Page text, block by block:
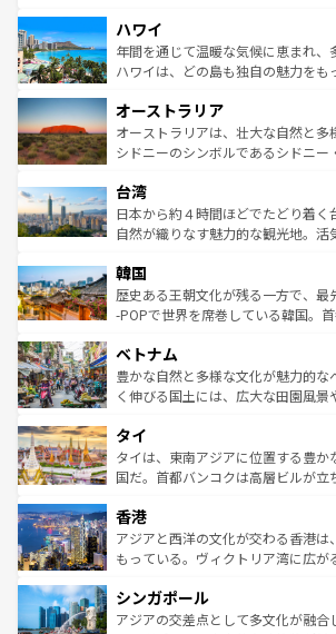
ば市内交通費無料で観光を楽しむこともで
着のスイス情報はコンテンツ一覧
のような巨大都市は、観光、ショッ
ンメントが詰まった刺激的なスポッ
西部には大自然が広がり、グランド
部のニューオーリンズでは、音楽と
文化が魅力。旅行者はアメリカの各
しみながら、その多様性と豊かな歴
ならではの贅沢な旅のスタイルだ。 なお、新着のアメリカ
情報はコンテンツ一覧を参照してほ
ハワイ
年間を通じて温暖な気候に恵まれ、
ハワイは、どの島も独自の魅力をも
ワイ島は見逃せない。また、定番の
島だが、静かな自然を求めるならマ
おすすめ。エメラルドグリーンに輝
れるおもてなしの心で訪れる人々を
人々、おいしいローカルフードやハ
ク、伝統的なフラダンスなど、すべ
ワイを、存分に味わってほしい。 なお、新着のハワイ情報
はコンテンツ一覧を参照してほしい
オーストラリア
オーストラリアは、壮大な自然と多
シドニーのシンボルであるシドニー
リアリーフや大陸中央部にそびえる
ク）、タスマニアの美しい原生林や
ど、見どころがたくさん。また、カ
いる。アクティビティも充実してお
ビング、ハイキングなど、アウトド
い。オーストラリアの多彩な魅力を
参照してほしい。
台湾
日本から約４時間ほどでたどり着く
自然が織りなす魅力的な観光地。活
ン）、静ひつな山岳地帯である台湾
と山間の静けさが共存しており、訪
驚きをもたらしてくれる。また、奥
容にもいいと評判のスイーツなど、
が味わえる。 なお、新着の台湾情
照してほしい。
韓国
歴史ある王朝文化が残る一方で、最
-POPで世界を席巻している韓国。
き、地方に足を延ばせば四季折々の
できる。そして、キムチや焼肉、絶
まで、さまざまな韓国料理が待って
リティに包まれながら、韓国の多彩
わってみてほしい。 なお、
覧を参照してほしい。
ベトナム
豊かな自然と多様な文化が魅力的な
く伸びる国土には、広大な田園風景
急速な発展と共に伝統が息づく。ハ
ーチミン市のフランス統治時代の建
醸し出している。また、バラエティ
とつ。フォーやバインミー、ベトナ
ひ現地で味わいたい。どの地域を訪
が旅行者を迎えてくれるので、きっ
参照してほしい。
タイ
タイは、東南アジアに位置する豊か
国だ。首都バンコクは高層ビルが立
の活気が交差している。北部ではチ
帯で自然と触れ合い、南部ではプー
いビーチでリゾート気分を楽しむこ
激する。気候は一年中温暖で、どの
が待っている。親しみやすいタイの
香港
アジアと西洋の文化が交わる香港は
もっている。ヴィクトリア湾に広が
み、どこを訪れても感動するはず。
ており、効率よく見どころを回れる
シンガポール
アジアの交差点として多文化が融合